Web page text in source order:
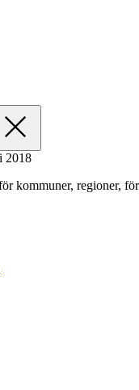
2018
kommuner, regioner,